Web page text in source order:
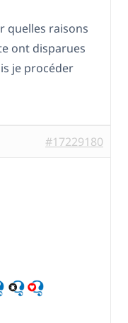
quelles raisons
ont disparues
je procéder
#17229180